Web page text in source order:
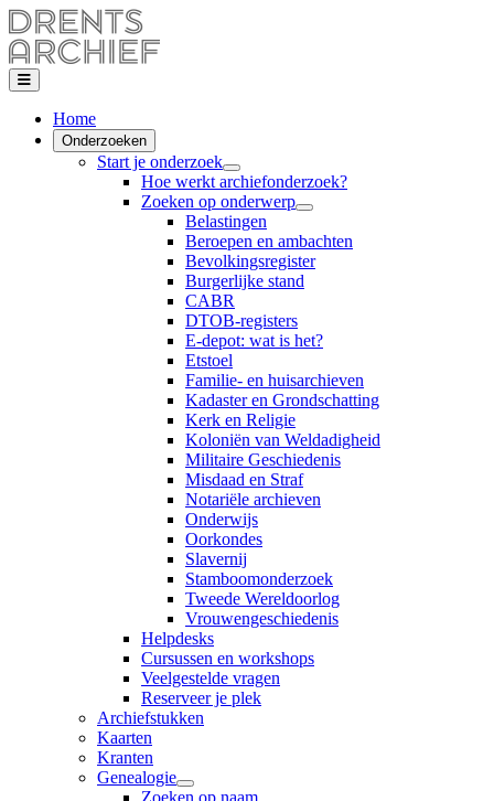
Home
Onderzoeken
Start je onderzoek
Hoe werkt archiefonderzoek?
Zoeken op onderwerp
Belastingen
Beroepen en ambachten
Bevolkingsregister
Burgerlijke stand
CABR
DTOB-registers
E-depot: wat is het?
Etstoel
Familie- en huisarchieven
Kadaster en Grondschatting
Kerk en Religie
Koloniën van Weldadigheid
Militaire Geschiedenis
Misdaad en Straf
Notariële archieven
Onderwijs
Oorkondes
Slavernij
Stamboomonderzoek
Tweede Wereldoorlog
Vrouwengeschiedenis
Helpdesks
Cursussen en workshops
Veelgestelde vragen
Reserveer je plek
Archiefstukken
Kaarten
Kranten
Genealogie
Zoeken op naam